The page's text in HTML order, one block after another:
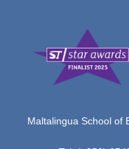
Maltalingua School of